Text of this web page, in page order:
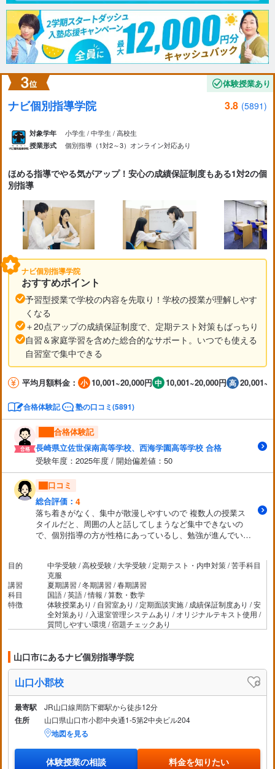
体験授業あり
ナビ個別指導学院 3.8 (5891)
対象学年 小学生 / 中学生 / 高校生
授業形式 個別指導（1対2～3） オンライン対応あり
ほめる指導でやる気がアップ！安心の成績保証制度もある1対2の個
別指導
ナビ個別指導学院
おすすめポイント
予習型授業で学校の内容を先取り！学校の授業が理解しやす
くなる
＋20点アップの成績保証制度で、定期テスト対策もばっちり
自習＆家庭学習を含めた総合的なサポート。いつでも使える
自習室で集中できる
平均月額料金： 10,001~20,000円 10,001~20,000円
合格体験記 塾の口コミ(5891)
合格体験記
長崎県立佐世保南高等学校、西海学園高等学校 合格
受験年度：2025年度 / 開始偏差値：50
口コミ
総合評価： 4
落ち着きがなく、集中が散漫しやすいので 複数人の授業ス
タイルだと、周囲の人と話してしまうなど集中できないの
で、個別指導の方が性格にあっているし、勉強が進んでいる
目的
中学受験 / 高校受験 / 大学受験 / 定期テスト・内申対策 / 苦手科目
克服
講習
夏期講習 / 冬期講習 / 春期講習
科目
国語 / 英語 / 情報 / 算数・数学
特徴
体験授業あり / 自習室あり / 定期面談実施 / 成績保証制度あり / 安
全対策あり / 入退室管理システムあり / オリジナルテキスト使用 /
質問しやすい環境 / 宿題チェックあり
山口市にあるナビ個別指導学院
山口小郡校
最寄駅 JR山口線周防下郷駅から徒歩12分
住所 山口県山口市小郡中央通1-5第2中央ビル204
地図を見る
体験授業の相談 料金を知りたい